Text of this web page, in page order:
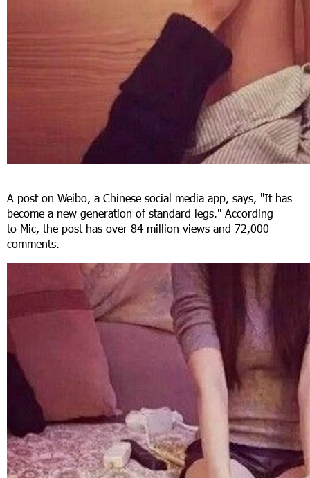
A post on Weibo, a Chinese social media app, says, "It has
become a new generation of standard legs." According
to Mic, the post has over 84 million views and 72,000
comments.